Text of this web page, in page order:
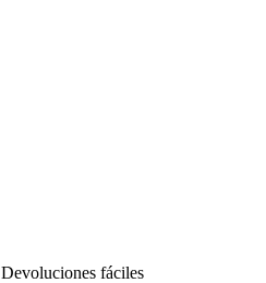
Devoluciones fáciles